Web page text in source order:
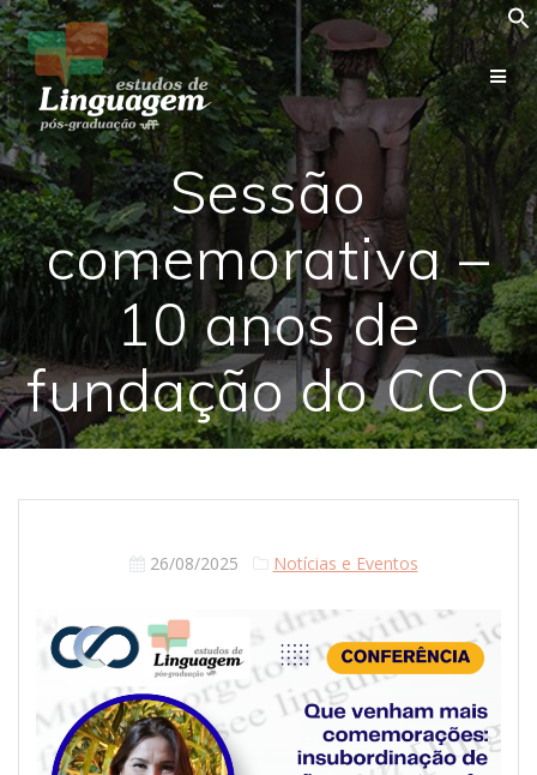
Skip
to
content
Sessão
comemorativa –
10 anos de
fundação do CCO
26/08/2025 Notícias e Eventos